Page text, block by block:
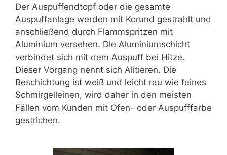
Der Auspuffendtopf oder die gesamte
Auspuffanlage werden mit Korund gestrahlt und
anschließend durch Flammspritzen mit
Aluminium versehen. Die Aluminiumschicht
verbindet sich mit dem Auspuff bei Hitze.
Dieser Vorgang nennt sich Alitieren. Die
Beschichtung ist weiß und leicht rau wie feines
Schmirgelleinen, wird daher in den meisten
Fällen vom Kunden mit Ofen- oder Auspufffarbe
gestrichen.